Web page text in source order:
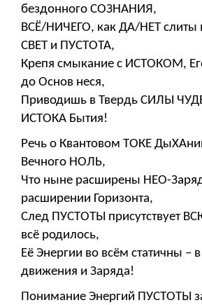
бездонного СОЗНАНИЯ,
ВСЁ/НИЧЕГО, как ДА/НЕТ слиты
СВЕТ и ПУСТОТА,
Крепя смыкание с ИСТОКОМ,
до Основ неся,
Приводишь в Твердь СИЛЫ
ИСТОКА Бытия!
Речь о Квантовом ТОКЕ
Вечного НОЛЬ,
Что ныне расширены НЕО-
расширении Горизонта,
След ПУСТОТЫ присутствует
всё родилось,
Её Энергии во всём статичны –
движения и Заряда!
Понимание Энергий ПУСТОТЫ